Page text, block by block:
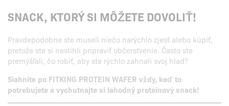
SNACK, KTORÝ SI MÔŽETE DOVOLIŤ!
Pravdepodobne ste museli niečo narýchlo zjesť alebo kúpiť,
pretože ste si nestihli pripraviť občerstvenie. Často ste
premýšľali, čo robiť, aby ste rýchlo zahnali svoj hlad?
Siahnite po FITKING PROTEIN WAFER vždy, keď to
potrebujete a vychutnajte si lahodný proteínový snack!